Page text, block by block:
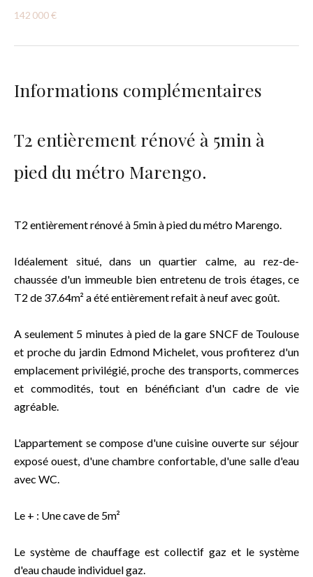
142 000 €
Informations complémentaires
T2 entièrement rénové à 5min à
pied du métro Marengo.
T2 entièrement rénové à 5min à pied du métro Marengo.
Idéalement situé, dans un quartier calme, au rez-de-
chaussée d'un immeuble bien entretenu de trois étages, ce
T2 de 37.64m² a été entièrement refait à neuf avec goût.
A seulement 5 minutes à pied de la gare SNCF de Toulouse
et proche du jardin Edmond Michelet, vous profiterez d'un
emplacement privilégié, proche des transports, commerces
et commodités, tout en bénéficiant d'un cadre de vie
agréable.
L'appartement se compose d'une cuisine ouverte sur séjour
exposé ouest, d'une chambre confortable, d'une salle d'eau
avec WC.
Le + : Une cave de 5m²
Le système de chauffage est collectif gaz et le système
d'eau chaude individuel gaz.